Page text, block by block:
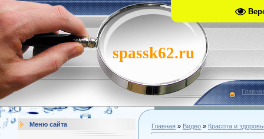
spassk62.ru
Меню сайта Главная » Видео » Красота и